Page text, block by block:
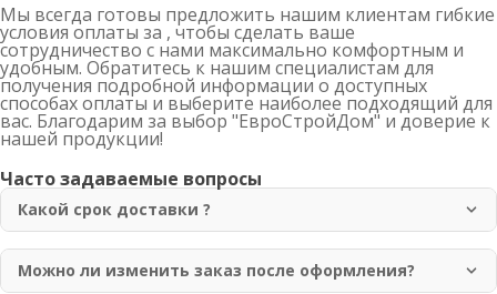
Мы всегда готовы предложить нашим клиентам гибкие
условия оплаты за , чтобы сделать ваше
сотрудничество с нами максимально комфортным и
удобным. Обратитесь к нашим специалистам для
получения подробной информации о доступных
способах оплаты и выберите наиболее подходящий для
вас. Благодарим за выбор "ЕвроСтройДом" и доверие к
нашей продукции!
Часто задаваемые вопросы
Какой срок доставки ?
Доставка осуществляется в течение 1-3 рабочих дней
по Москве и области. Для отдаленных регионов срок
Можно ли изменить заказ после оформления?